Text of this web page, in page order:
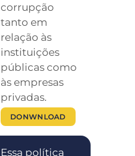
corrupção
tanto em
relação às
instituições
públicas como
às empresas
privadas.
DONWNLOAD
Essa política